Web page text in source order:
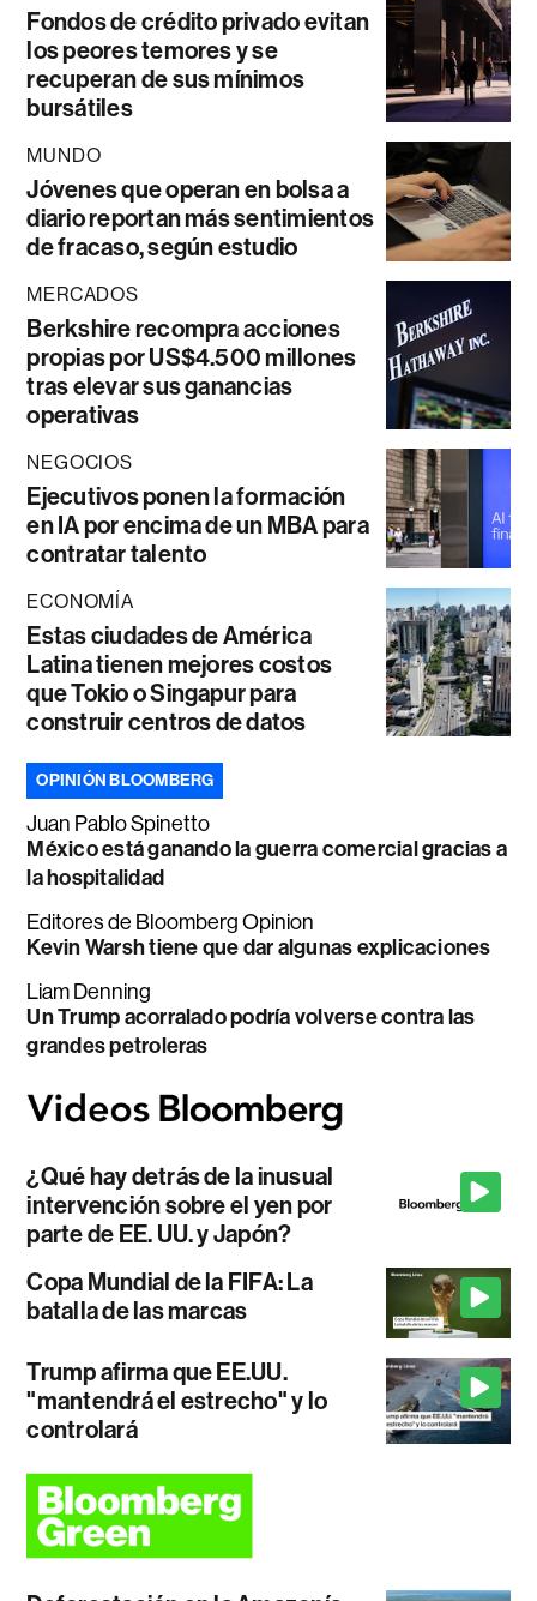
Fondos de crédito privado evitan
los peores temores y se
recuperan de sus mínimos
bursátiles
MUNDO
Jóvenes que operan en bolsa a
diario reportan más sentimientos
de fracaso, según estudio
MERCADOS
Berkshire recompra acciones
propias por US$4.500 millones
tras elevar sus ganancias
operativas
NEGOCIOS
Ejecutivos ponen la formación
en IA por encima de un MBA para
contratar talento
ECONOMÍA
Estas ciudades de América
Latina tienen mejores costos
que Tokio o Singapur para
construir centros de datos
OPINIÓN BLOOMBERG
Juan Pablo Spinetto
México está ganando la guerra comercial gracias a
la hospitalidad
Editores de Bloomberg Opinion
Kevin Warsh tiene que dar algunas explicaciones
Liam Denning
Un Trump acorralado podría volverse contra las
grandes petroleras
¿Qué hay detrás de la inusual
intervención sobre el yen por
parte de EE. UU. y Japón?
Copa Mundial de la FIFA: La
batalla de las marcas
Trump afirma que EE.UU.
"mantendrá el estrecho" y lo
controlará